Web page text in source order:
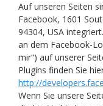
Auf unseren Seiten
Facebook, 1601
94304, USA
an dem Facebook-
mir“) auf unserer
Plugins finden Sie
http://
Wenn Sie unsere